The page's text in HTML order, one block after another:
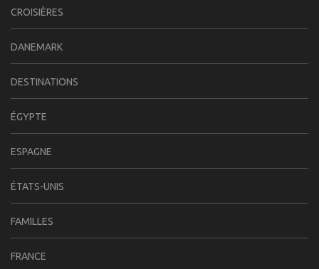
CROISIÈRES
DANEMARK
DESTINATIONS
ÉGYPTE
ESPAGNE
ÉTATS-UNIS
FAMILLES
FRANCE